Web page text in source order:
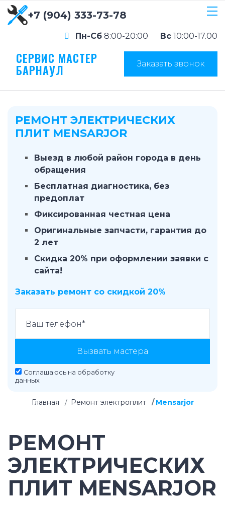
+7 (904) 333-73-78
Пн-Сб 8:00-20:00 Вс 10:00-17.00
СЕРВИС МАСТЕР
БАРНАУЛ Заказать звонок
РЕМОНТ ЭЛЕКТРИЧЕСКИХ
ПЛИТ MENSARJOR
Выезд в любой район города в день
обращения
Бесплатная диагностика, без
предоплат
Фиксированная честная цена
Оригинальные запчасти, гарантия до
2 лет
Скидка 20% при оформлении заявки с
сайта!
Заказать ремонт со скидкой 20%
Вызвать мастера
Соглашаюсь на обработку
данных
Главная Ремонт электроплит Mensarjor
РЕМОНТ
ЭЛЕКТРИЧЕСКИХ
ПЛИТ MENSARJOR